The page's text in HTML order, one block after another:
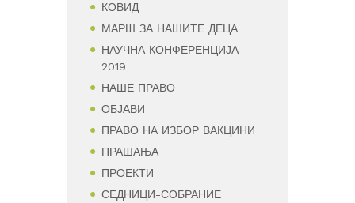
КОВИД
МАРШ ЗА НАШИТЕ ДЕЦА
НАУЧНА КОНФЕРЕНЦИЈА
2019
НАШЕ ПРАВО
ОБЈАВИ
ПРАВО НА ИЗБОР ВАКЦИНИ
ПРАШАЊА
ПРОЕКТИ
СЕДНИЦИ-СОБРАНИЕ